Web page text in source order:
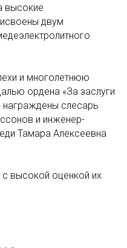
высокие
двум
и многолетнюю
ордена «За заслуги
награждены слесарь
и инженер-
Тамара Алексеевна
высокой оценкой их